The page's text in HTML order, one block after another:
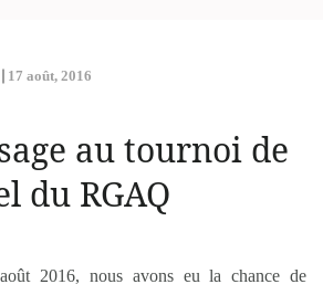
17 août, 2016
au tournoi de
du RGAQ
2016, nous avons eu la chance de